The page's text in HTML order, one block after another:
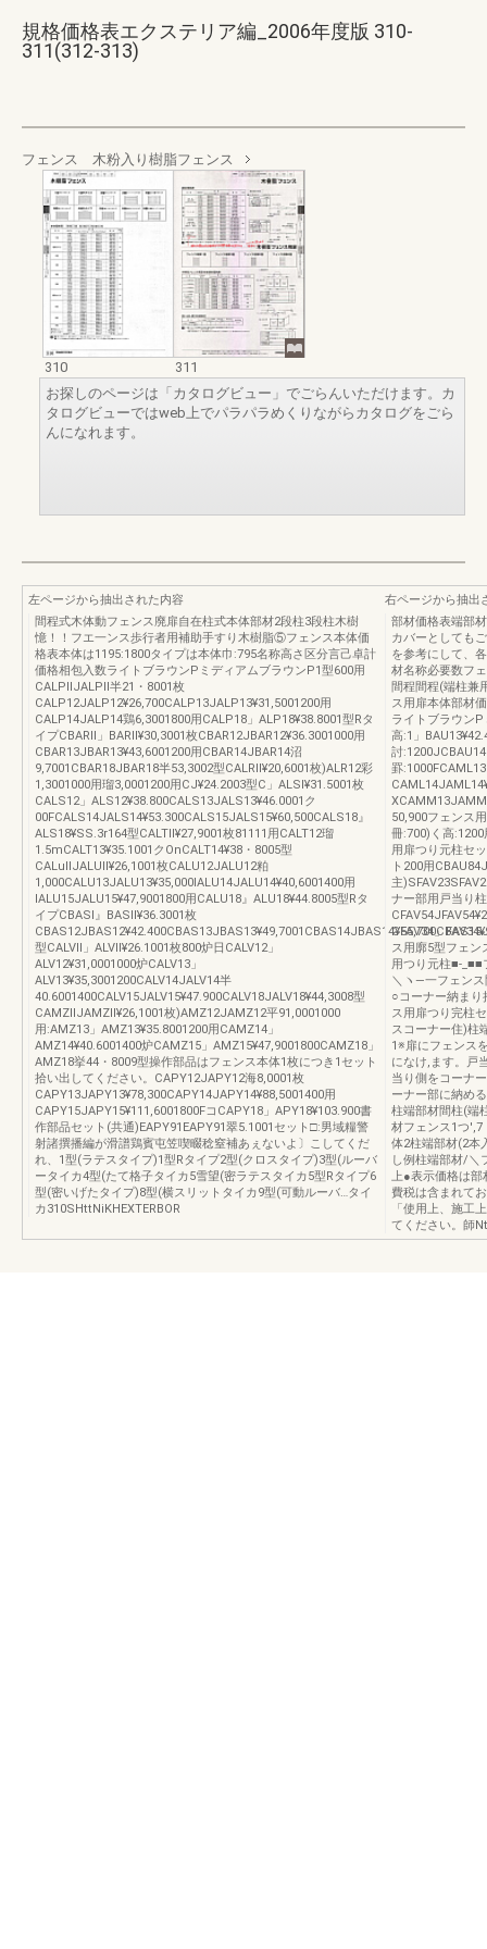
規格価格表エクステリア編_2006年度版 310-
311(312-313)
フェンス 木粉入り樹脂フェンス
310
311
お探しのページは「カタログビュー」でごらんいただけます。カ
タログビューではweb上でパラパラめくりながらカタログをごら
んになれます。
左ページから抽出された内容
間程式木体動フェンス廃扉自在柱式本体部材2段柱3段柱木樹
憶！！フエ一ンス歩行者用補助手すり木樹脂⑤フェンス本体価
格表本体は1195:1800タイプは本体巾:795名称高さ区分言己卓計
価格相包入数ライトブラウンPミディアムブラウンP1型600用
CALPllJALPll半21・8001枚
CALP12JALP12¥26,700CALP13JALP13¥31,5001200用
CALP14JALP14鶏6,3001800用CALP18」ALP18¥38.8001型Rタ
イプCBARll」BARll¥30,3001枚CBAR12JBAR12¥36.3001000用
CBAR13JBAR13¥43,6001200用CBAR14JBAR14沼
9,7001CBAR18JBAR18半53,3002型CALRll¥20,6001枚)ALR12彩
1,3001000用瑠3,0001200用CJ¥24.2003型C」ALSl¥31.5001枚
CALS12」ALS12¥38.800CALS13JALS13¥46.0001ク
00FCALS14JALS14¥53.300CALS15JALS15¥60,500CALS18』
ALS18¥SS.3r164型CALTll¥27,9001枚81111用CALT12瑠
1.5mCALT13¥35.1001クOnCALT14¥38・8005型
CALullJALUll¥26,1001枚CALU12JALU12粕
1,000CALU13JALU13¥35,000IALU14JALU14¥40,6001400用
IALU15JALU15¥47,9001800用CALU18』ALU18¥44.8005型Rタ
イプCBASl』BASll¥36.3001枚
型CALVll」ALVll¥26.1001枚800炉日CALV12」
ALV12¥31,0001000炉CALV13」
ALV13¥35,3001200CALV14JALV14半
40.6001400CALV15JALV15¥47.900CALV18JALV18¥44,3008型
CAMZllJAMZll¥26,1001枚)AMZ12JAMZ12平91,0001000
用:AMZ13」AMZ13¥35.8001200用CAMZ14」
AMZ14¥40.6001400炉CAMZ15」AMZ15¥47,9001800CAMZ18」
AMZ18挙44・8009型操作部品はフェンス本体1枚につき1セット
拾い出してください。CAPY12JAPY12海8,0001枚
CAPY13JAPY13¥78,300CAPY14JAPY14¥88,5001400用
CAPY15JAPY15¥111,6001800FコCAPY18」APY18¥103.900書
作部品セット(共通)EAPY91EAPY91翠5.1001セット□:男域糧警
射諸撰播編が滑譜鶏賓屯笠喫畷稔窒補あぇないよ〕こしてくだ
れ、1型(ラテスタイプ)1型Rタイプ2型(クロスタイプ)3型(ルーバ
ータイカ4型(たて格子タイカ5雪望(密ラテスタイカ5型Rタイプ6
型(密いげたタイプ)8型(横スリットタイカ9型(可動ルーバ…タイ
カ310SHttNiKHEXTERBOR
右ページから抽出
部材価格表端部
カバーとしても
を参考にして、
材名称必要数フ
間程間程(端柱兼
ス用扉本体部材
ライトブラウン
高:1」
討
罫
50,900フェンス
冊:700)く高
用扉つり元柱セ
ト200用
主
ナー部用戸当り
CFAV34」
ス用廓5型フェ
用つり元柱
＼ヽ―一フェン
○コーナー納まり
ス用扉つり完柱
スコーナー住)柱
1※扉にフェンス
になけ,ます。戸
当り側をコーナ
ーナー部に納め
柱端部材間柱(端
材フェンス1つ',7
体2柱端部材(2本
し例柱端部材/＼
上●表示価格は部
費税は含まれて
「使用上、施工
てください。師